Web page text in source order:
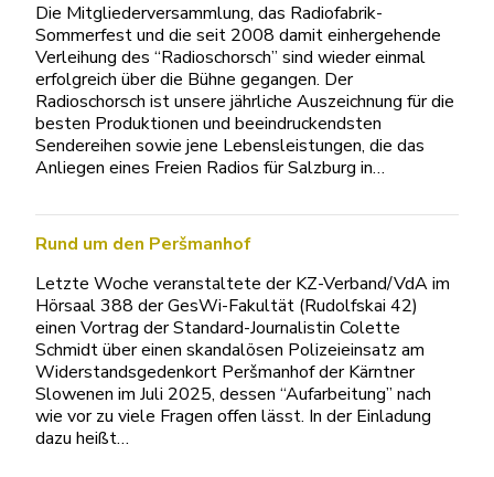
Die Mitgliederversammlung, das Radiofabrik-
Sommerfest und die seit 2008 damit einhergehende
Verleihung des “Radioschorsch” sind wieder einmal
erfolgreich über die Bühne gegangen. Der
Radioschorsch ist unsere jährliche Auszeichnung für die
besten Produktionen und beeindruckendsten
Sendereihen sowie jene Lebensleistungen, die das
Anliegen eines Freien Radios für Salzburg in…
Rund um den Peršmanhof
Letzte Woche veranstaltete der KZ-Verband/VdA im
Hörsaal 388 der GesWi-Fakultät (Rudolfskai 42)
einen Vortrag der Standard-Journalistin Colette
Schmidt über einen skandalösen Polizeieinsatz am
Widerstandsgedenkort Peršmanhof der Kärntner
Slowenen im Juli 2025, dessen “Aufarbeitung” nach
wie vor zu viele Fragen offen lässt. In der Einladung
dazu heißt…